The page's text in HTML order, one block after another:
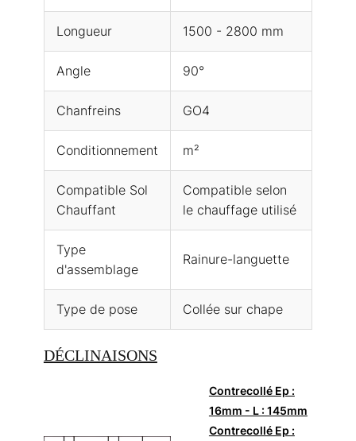
Longueur 1500 - 2800 mm
Angle 90°
Chanfreins GO4
Conditionnement m²
Compatible Sol
Chauffant
Compatible selon
le chauffage utilisé
Type
d'assemblage
Rainure-languette
Type de pose Collée sur chape
DÉCLINAISONS
Contrecollé Ep :
16mm - L : 145mm
Contrecollé Ep :